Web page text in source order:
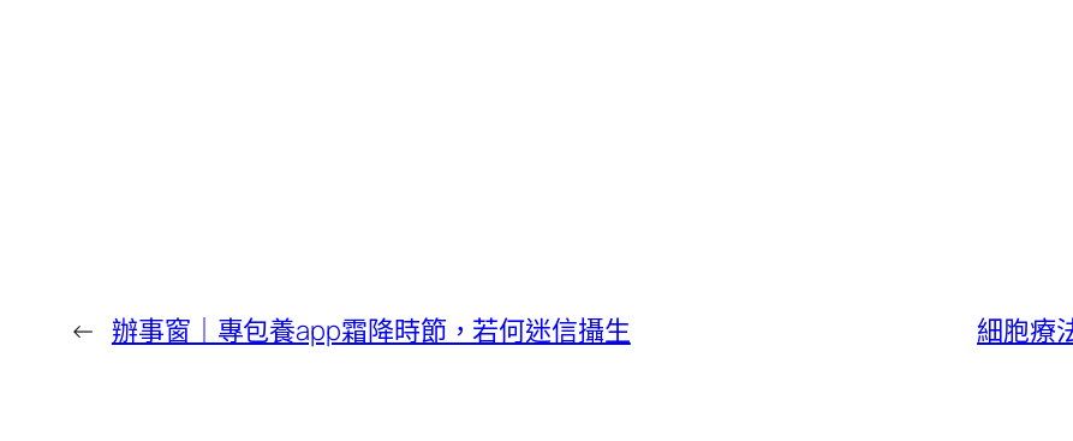
← 辦事窗｜專包養app霜降時節，若何迷信攝生 細胞療